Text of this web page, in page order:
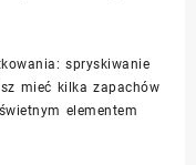
spryskiwanie
mieć kilka zapachów
elementem